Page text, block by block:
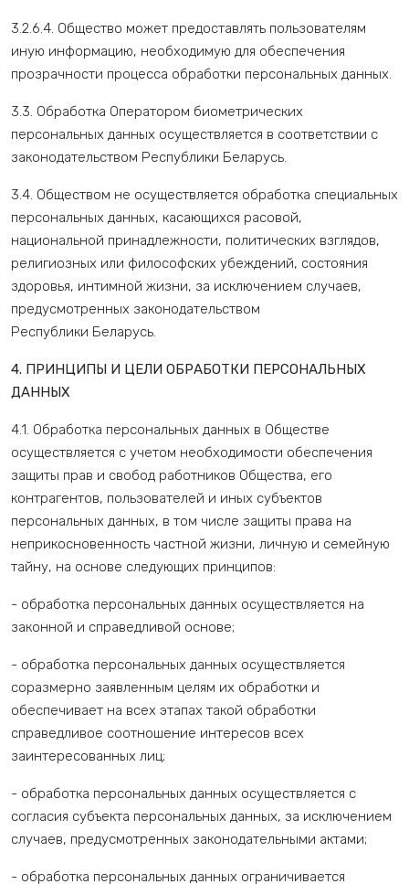
3.2.6.4. Общество может предоставлять пользователям
иную информацию, необходимую для обеспечения
прозрачности процесса обработки персональных данных.
3.3. Обработка Оператором биометрических
персональных данных осуществляется в соответствии с
законодательством Республики Беларусь.
3.4. Обществом не осуществляется обработка специальных
персональных данных, касающихся расовой,
национальной принадлежности, политических взглядов,
религиозных или философских убеждений, состояния
здоровья, интимной жизни, за исключением случаев,
предусмотренных законодательством
Республики Беларусь.
4. ПРИНЦИПЫ И ЦЕЛИ ОБРАБОТКИ ПЕРСОНАЛЬНЫХ
ДАННЫХ
4.1. Обработка персональных данных в Обществе
осуществляется с учетом необходимости обеспечения
защиты прав и свобод работников Общества, его
контрагентов, пользователей и иных субъектов
персональных данных, в том числе защиты права на
неприкосновенность частной жизни, личную и семейную
тайну, на основе следующих принципов:
- обработка персональных данных осуществляется на
законной и справедливой основе;
- обработка персональных данных осуществляется
соразмерно заявленным целям их обработки и
обеспечивает на всех этапах такой обработки
справедливое соотношение интересов всех
заинтересованных лиц;
- обработка персональных данных осуществляется с
согласия субъекта персональных данных, за исключением
случаев, предусмотренных законодательными актами;
- обработка персональных данных ограничивается